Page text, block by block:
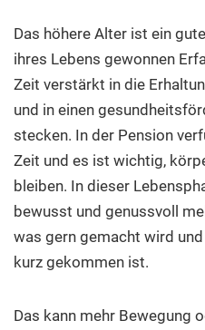
Das höhere Alter ist ein
ihres Lebens gewonnen
Zeit verstärkt in die
und in einen
stecken. In der Pension
Zeit und es ist wichtig,
bleiben. In dieser
bewusst und genussvoll
was gern gemacht wird
kurz gekommen ist.
Das kann mehr Bewegung